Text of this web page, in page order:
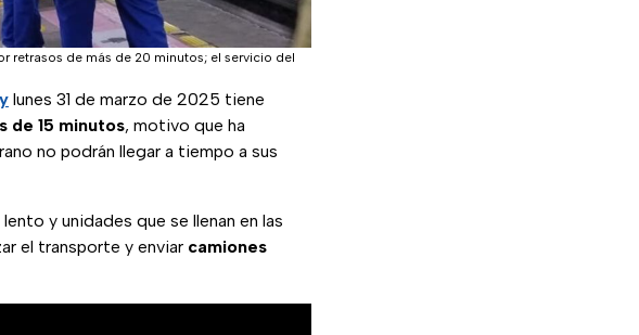
retrasos de más de 20 minutos; el servicio del
lunes 31 de marzo de 2025 tiene
de 15 minutos, motivo que ha
no podrán llegar a tiempo a sus
y unidades que se llenan en las
el transporte y enviar camiones